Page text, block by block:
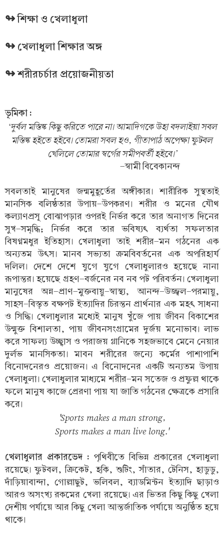
↬ শিক্ষা ও খেলাধুলা
↬ খেলাধুলা শিক্ষার অঙ্গ
↬ শরীরচর্চার প্রয়োজনীয়তা
ভূমিকা :
‘দুর্বল মস্তিষ্ক কিছু করিতে পারে না। আমাদিগকে উহা বদলাইয়া সবল
মস্তিষ্ক হইতে হইবে। তোমরা সবল হও, গীতাপাঠ অপেক্ষা ফুটবল
খেলিলে তোমার স্বর্গের সমীপবর্তী হইবে।’
-স্বামী বিবেকানন্দ
সবলতাই মানুষের জন্মমুহূর্তের অঙ্গীকার। শারীরিক সুস্থতাই
মানসিক বলিষ্ঠতার উপায়-উপকরণ। শরীর ও মনের যৌথ
কল্যাণপ্রসূ বোঝাপড়ার ওপরই নির্ভর করে তার অনাগত দিনের
সুখ-সমৃদ্ধি; নির্ভর করে তার ভবিষ্যৎ ব্যর্থতা সফলতার
বিষণ্ণমধুর ইতিহাস। খেলাধুলা তাই শরীর-মন গঠনের এক
অন্যতম উৎস। মানব সভ্যতা ক্রমবিবর্তনের এক অপরিহার্য
দলিল। দেশে দেশে যুগে যুগে খেলাধুলারও হয়েছে নানা
রূপান্তর। হয়েছে গ্রহণ-বর্জনের নব নব পট পরিবর্তন। খেলাধুলা
মানুষের অন্ন-প্রাণ-মুক্তবায়ু-স্বাস্থ্য, আনন্দ-উজ্জ্বল-পরমায়ু,
সাহস-বিস্তৃত বক্ষপট ইত্যাদির চিরন্তন প্রার্থনার এক মহৎ সাধনা
ও সিদ্ধি। খেলাধুলার মধ্যেই মানুষ খুঁজে পায় জীবন বিকাশের
উন্মুক্ত বিশালতা, পায় জীবনসংগ্রামের দুর্জয় মনোভাব। লাভ
করে সাফল্য উচ্ছ্বাস ও পরাজয় গ্লানিকে সহজভাবে মেনে নেয়ার
দুর্লভ মানসিকতা। মাবন শরীরের জন্যে কর্মের পাশাপাশি
বিনোদনেরও প্রয়োজন। এ বিনোদনের একটি অন্যতম উপায়
খেলাধুলা। খেলাধুলার মাধ্যমে শরীর-মন সতেজ ও প্রফুল্ল থাকে
ফলে মানুষ কাজে প্রেরণা পায় যা জাতি গঠনের ক্ষেত্রকে প্রসারি
করে।
'Sports makes a man strong,
Sports makes a man live long.'
খেলাধুলার প্রকারভেদ : পৃথিবীতে বিভিন্ন প্রকারের খেলাধুলা
রয়েছে। ফুটবল, ক্রিকেট, হকি, শুটিং, সাঁতার, টেনিস, হাডুডু,
দাঁড়িয়াবান্দা, গোল্লাছুট, ভলিবল, ব্যাডমিন্টন ইত্যাদি ছাড়াও
আরও অসংখ্য রকমের খেলা রয়েছে। এর ভিতর কিছু কিছু খেলা
দেশীয় পর্যায়ে আর কিছু খেলা আন্তর্জাতিক পর্যায়ে অনুষ্ঠিত হয়ে
থাকে।